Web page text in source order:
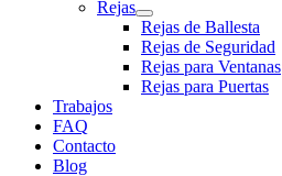
Rejas
Rejas de Ballesta
Rejas de Seguridad
Rejas para Ventanas
Rejas para Puertas
Trabajos
FAQ
Contacto
Blog